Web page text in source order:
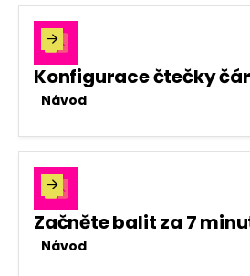
Konfigurace čtečky
Návod

Začněte balit za 7
Návod
